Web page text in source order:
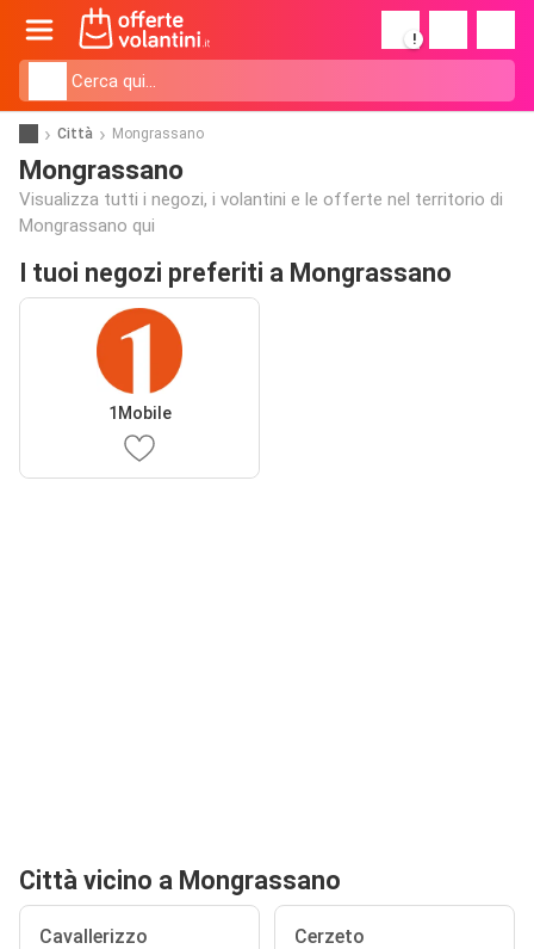
!
Città Mongrassano
Mongrassano
Visualizza tutti i negozi, i volantini e le offerte nel territorio di
Mongrassano qui
I tuoi negozi preferiti a Mongrassano
1Mobile
Città vicino a Mongrassano
Cavallerizzo Cerzeto